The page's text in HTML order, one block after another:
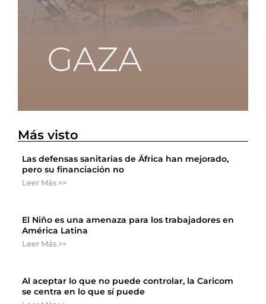
Más visto
Las defensas sanitarias de África han mejorado,
pero su financiación no
Leer Más >>
El Niño es una amenaza para los trabajadores en
América Latina
Leer Más >>
Al aceptar lo que no puede controlar, la Caricom
se centra en lo que sí puede